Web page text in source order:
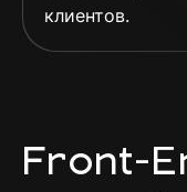
клиентов.
Front-